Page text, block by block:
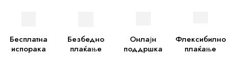
Бесплатна
испорака
Безбедно
плаќање
Онлајн
поддршка
Флексибилно
плаќање